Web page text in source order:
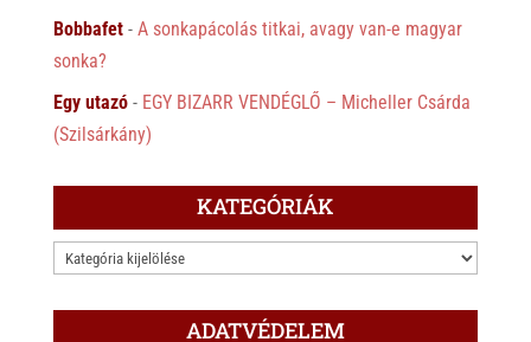
Bobbafet- A sonkapácolás titkai, avagy van-e magyar
sonka?
Egy utazó- EGY BIZARR VENDÉGLŐ – Micheller Csárda
(Szilsárkány)
KATEGÓRIÁK
KATEGÓRIÁK
ADATVÉDELEM